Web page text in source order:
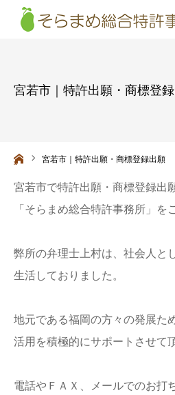
宮若市｜特許出願・商標登
ム 宮若市｜特許出願・商標登録出願
宮若市で特許出願・商標登録出
「そらまめ総合特許事務所」を
弊所の弁理士上村は、社会人と
生活しておりました。
地元である福岡の方々の発展た
活用を積極的にサポートさせて
電話やＦＡＸ、メールでのお打
弁理士紹介
アクセス
お問い合わせ